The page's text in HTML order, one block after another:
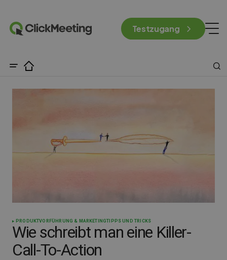
Testzugang
PRODUKTVORFÜHRUNG & MARKETINGTIPPS UND TRICKS
Wie schreibt man eine Killer-
Call-To-Action